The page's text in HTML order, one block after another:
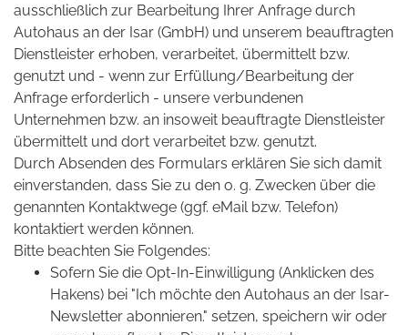
ausschließlich zur Bearbeitung Ihrer Anfrage durch
Autohaus an der Isar (GmbH) und unserem beauftragten
Dienstleister erhoben, verarbeitet, übermittelt bzw.
genutzt und - wenn zur Erfüllung/Bearbeitung der
Anfrage erforderlich - unsere verbundenen
Unternehmen bzw. an insoweit beauftragte Dienstleister
übermittelt und dort verarbeitet bzw. genutzt.
Durch Absenden des Formulars erklären Sie sich damit
einverstanden, dass Sie zu den o. g. Zwecken über die
genannten Kontaktwege (ggf. eMail bzw. Telefon)
kontaktiert werden können.
Bitte beachten Sie Folgendes:
Sofern Sie die Opt-In-Einwilligung (Anklicken des
Hakens) bei "Ich möchte den Autohaus an der Isar-
Newsletter abonnieren." setzen, speichern wir oder